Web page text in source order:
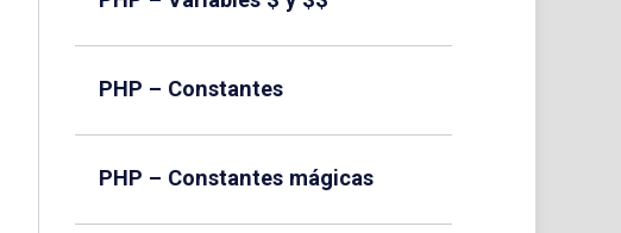
PHP – Constantes
PHP – Constantes mágicas